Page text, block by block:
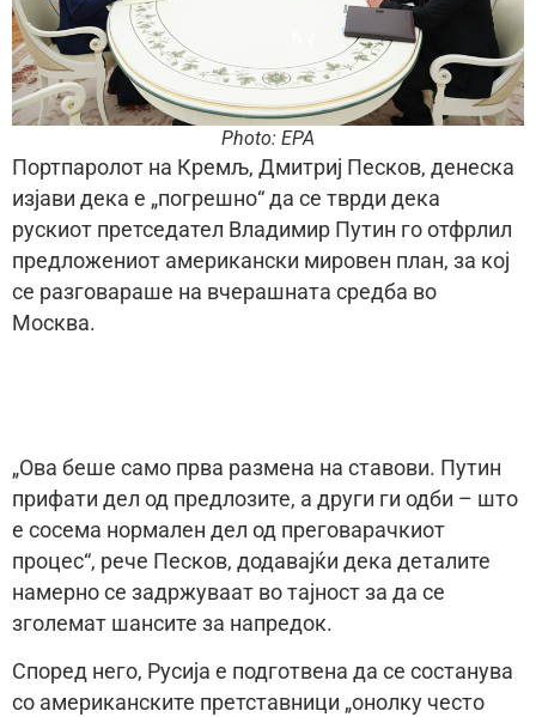
Photo: EPA
Портпаролот на Кремљ, Дмитриј Песков, денеска
изјави дека е „погрешно“ да се тврди дека
рускиот претседател Владимир Путин го отфрлил
предложениот американски мировен план, за кој
се разговараше на вчерашната средба во
Москва.
„Ова беше само прва размена на ставови. Путин
прифати дел од предлозите, а други ги одби – што
е сосема нормален дел од преговарачкиот
процес“, рече Песков, додавајќи дека деталите
намерно се задржуваат во тајност за да се
зголемат шансите за напредок.
Според него, Русија е подготвена да се состанува
со американските претставници „онолку често